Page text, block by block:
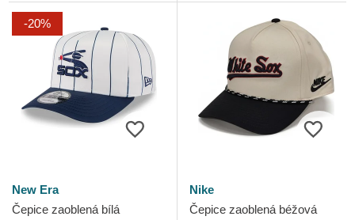
-20%
New Era
Čepice zaoblená bílá
Nike
Čepice zaoblená béžová